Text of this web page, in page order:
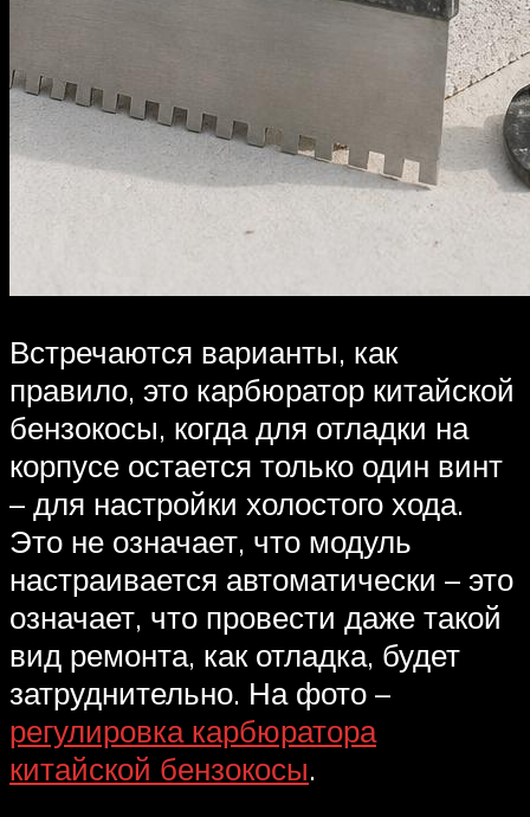
Встречаются варианты, как
правило, это карбюратор китайской
бензокосы, когда для отладки на
корпусе остается только один винт
– для настройки холостого хода.
Это не означает, что модуль
настраивается автоматически – это
означает, что провести даже такой
вид ремонта, как отладка, будет
затруднительно. На фото –
регулировка карбюратора
китайской бензокосы.